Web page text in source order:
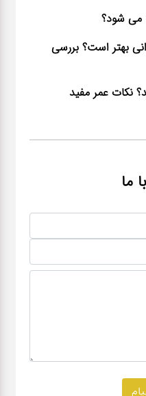
می شود؟
بهتر است؟ بررسی
نکات عمر مفید
ما